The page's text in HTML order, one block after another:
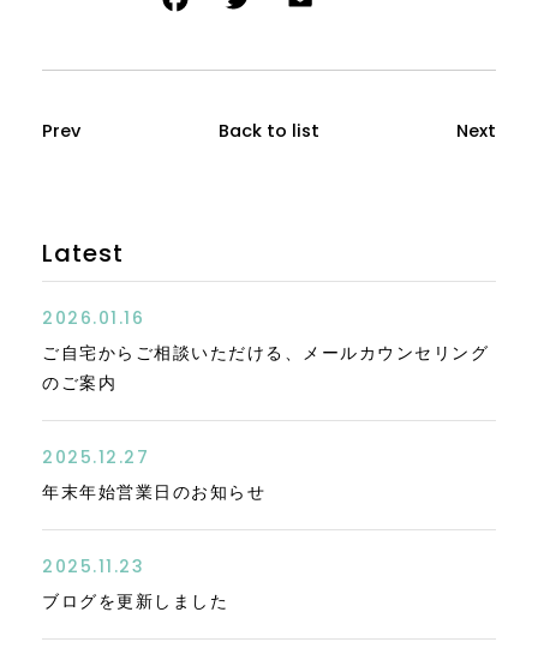
Prev Back to list Next
Latest
2026.01.16
ご自宅からご相談いただける、メールカウンセリング
のご案内
2025.12.27
年末年始営業日のお知らせ
2025.11.23
ブログを更新しました